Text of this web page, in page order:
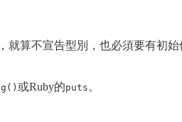
算不宣告型別，也必須要有初
或Ruby的puts 。